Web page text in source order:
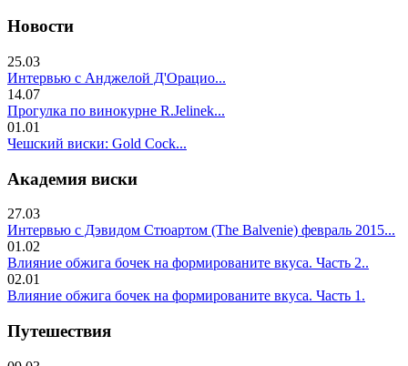
Новости
25.03
Интервью с Анджелой Д'Орацио...
14.07
Прогулка по винокурне R.Jelinek...
01.01
Чешский виски: Gold Cock...
Академия виски
27.03
Интервью с Дэвидом Стюартом (The Balvenie) февраль 2015...
01.02
Влияние обжига бочек на формированите вкуса. Часть 2..
02.01
Влияние обжига бочек на формированите вкуса. Часть 1.
Путешествия